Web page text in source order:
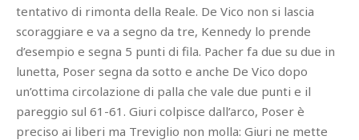
tentativo di rimonta della Reale. De Vico non si lascia
scoraggiare e va a segno da tre, Kennedy lo prende
d’esempio e segna 5 punti di fila. Pacher fa due su due in
lunetta, Poser segna da sotto e anche De Vico dopo
un’ottima circolazione di palla che vale due punti e il
pareggio sul 61-61. Giuri colpisce dall’arco, Poser è
preciso ai liberi ma Treviglio non molla: Giuri ne mette